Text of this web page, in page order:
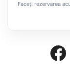
Faceți rezervarea